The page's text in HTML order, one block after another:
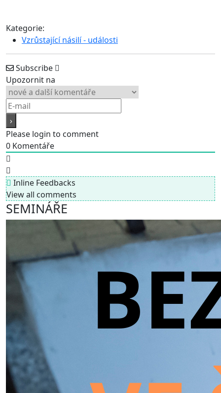
Kategorie:
Vzrůstající násilí - události
Subscribe
Upozornit na
Please login to comment
0 Komentáře
Inline Feedbacks
View all comments
SEMINÁŘE